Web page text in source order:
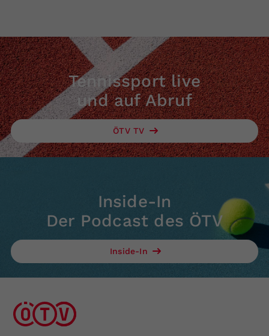
Tennissport live
und auf Abruf
ÖTV TV
Inside-In
Der Podcast des ÖTV
Inside-In